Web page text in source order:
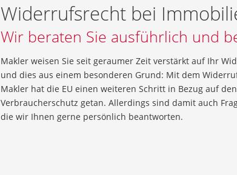
Widerrufsrecht bei
Wir beraten Sie ausführlich und
Makler weisen Sie seit geraumer Zeit verstärkt auf Ihr
und dies aus einem besonderen Grund: Mit dem
Makler hat die EU einen weiteren Schritt in Bezug auf den
Verbraucherschutz getan. Allerdings sind damit auch
die wir Ihnen gerne persönlich beantworten.